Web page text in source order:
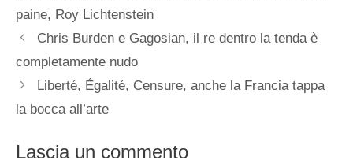
paine, Roy Lichtenstein
Chris Burden e Gagosian, il re dentro la tenda è
completamente nudo
Liberté, Égalité, Censure, anche la Francia tappa
la bocca all’arte
Lascia un commento